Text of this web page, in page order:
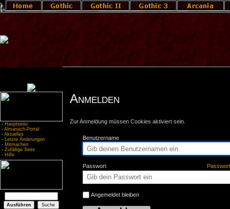
- Hauptseite
- Almanach-Portal
- Aktuelles
- Letzte Änderungen
- Mitmachen
- Zufällige Seite
- Hilfe
Anmelden
Zur Anmeldung müssen Cookies aktiviert sein.
Benutzername
Passwort
Angemeldet bleiben